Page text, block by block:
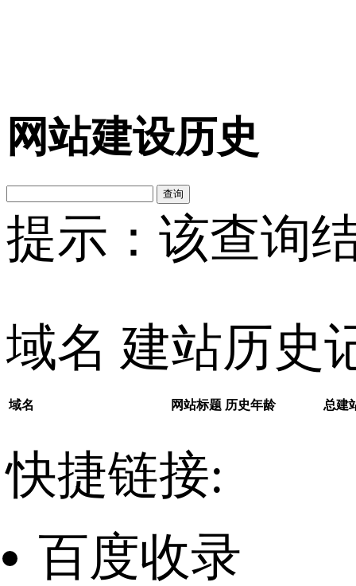
网站建设历史
查询
提示：该查询
域名 建站历史
域名 网站标题 历史年龄 总建
快捷链接:
百度收录